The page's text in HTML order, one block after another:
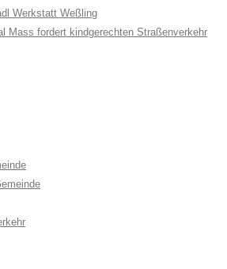
Werkstatt Weßling
Mass fordert kindgerechten Straßenverkehr